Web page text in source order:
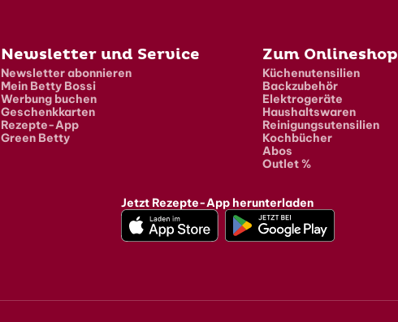
Newsletter und Service
Newsletter abonnieren
Mein Betty Bossi
Werbung buchen
Geschenkkarten
Rezepte-App
Green Betty
Zum Onlineshop
Küchenutensilien
Backzubehör
Elektrogeräte
Haushaltswaren
Reinigungsutensilien
Kochbücher
Abos
Outlet %
Jetzt Rezepte-App herunterladen